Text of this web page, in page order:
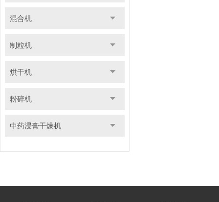
混合机
制粒机
烘干机
粉碎机
中药浸膏干燥机